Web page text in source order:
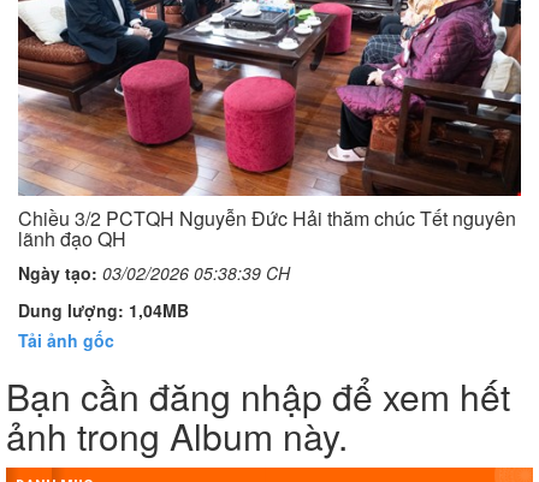
Chiều 3/2 PCTQH Nguyễn Đức Hải thăm chúc Tết nguyên
lãnh đạo QH
Ngày tạo: 03/02/2026 05:38:39 CH
Dung lượng: 1,04MB
Tải ảnh gốc
Bạn cần đăng nhập để xem hết
ảnh trong Album này.